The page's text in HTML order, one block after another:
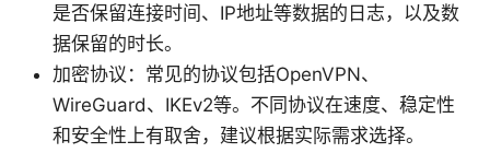
是否保留连接时间、IP地址等数据的日志，以及数
据保留的时长。
加密协议：常见的协议包括OpenVPN、
WireGuard、IKEv2等。不同协议在速度、稳定性
和安全性上有取舍，建议根据实际需求选择。